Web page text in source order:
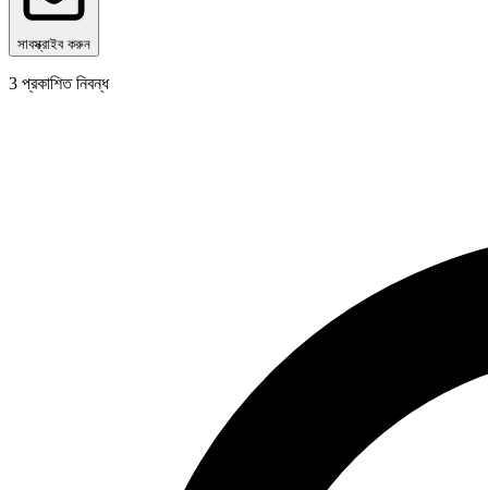
সাবস্ক্রাইব করুন
3 প্রকাশিত নিবন্ধ